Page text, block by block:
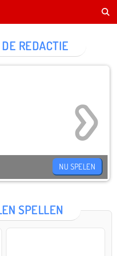
SPELLEN
REDACTIE
NU SPELEN